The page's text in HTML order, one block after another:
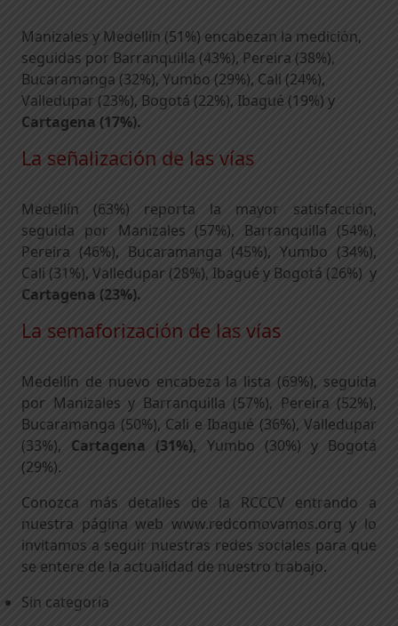
Manizales y Medellín (51%) encabezan la medición,
seguidas por Barranquilla (43%), Pereira (38%),
Bucaramanga (32%), Yumbo (29%), Cali (24%),
Valledupar (23%), Bogotá (22%), Ibagué (19%) y
Cartagena (17%).
La señalización de las vías
Medellín (63%) reporta la mayor satisfacción,
seguida por Manizales (57%), Barranquilla (54%),
Pereira (46%), Bucaramanga (45%), Yumbo (34%),
Cali (31%), Valledupar (28%), Ibagué y Bogotá (26%) y
Cartagena (23%).
La semaforización de las vías
Medellín de nuevo encabeza la lista (69%), seguida
por Manizales y Barranquilla (57%), Pereira (52%),
Bucaramanga (50%), Cali e Ibagué (36%), Valledupar
(33%), Cartagena (31%), Yumbo (30%) y Bogotá
(29%).
Conozca más detalles de la RCCCV entrando a
nuestra página web www.redcomovamos.org y lo
invitamos a seguir nuestras redes sociales para que
se entere de la actualidad de nuestro trabajo.
Sin categoría